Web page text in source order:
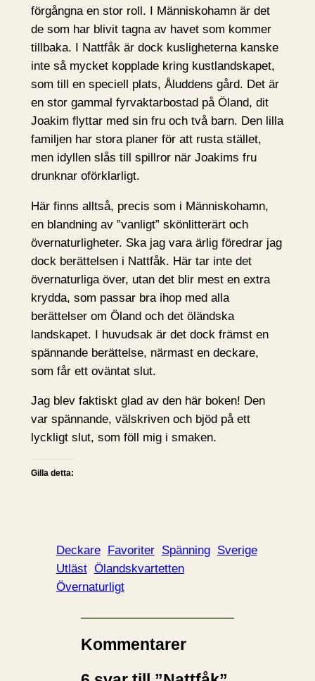
förgångna en stor roll. I Människohamn är det
de som har blivit tagna av havet som kommer
tillbaka. I Nattfåk är dock kusligheterna kanske
inte så mycket kopplade kring kustlandskapet,
som till en speciell plats, Åluddens gård. Det är
en stor gammal fyrvaktarbostad på Öland, dit
Joakim flyttar med sin fru och två barn. Den lilla
familjen har stora planer för att rusta stället,
men idyllen slås till spillror när Joakims fru
drunknar oförklarligt.
Här finns alltså, precis som i Människohamn,
en blandning av ”vanligt” skönlitterärt och
övernaturligheter. Ska jag vara ärlig föredrar jag
dock berättelsen i Nattfåk. Här tar inte det
övernaturliga över, utan det blir mest en extra
krydda, som passar bra ihop med alla
berättelser om Öland och det öländska
landskapet. I huvudsak är det dock främst en
spännande berättelse, närmast en deckare,
som får ett oväntat slut.
Jag blev faktiskt glad av den här boken! Den
var spännande, välskriven och bjöd på ett
lyckligt slut, som föll mig i smaken.
Gilla detta:
Deckare Favoriter Spänning Sverige
Utläst Ölandskvartetten
Övernaturligt
Kommentarer